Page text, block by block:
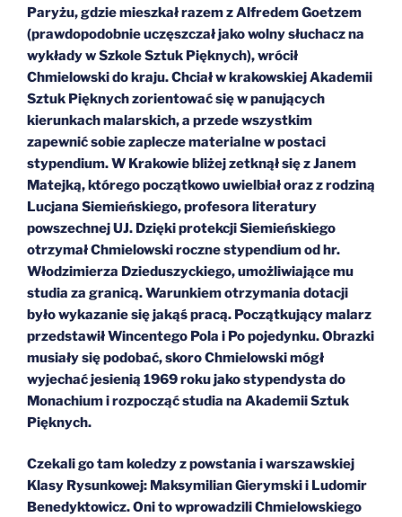
Paryżu, gdzie mieszkał razem z Alfredem Goetzem
(prawdopodobnie uczęszczał jako wolny słuchacz na
wykłady w Szkole Sztuk Pięknych), wrócił
Chmielowski do kraju. Chciał w krakowskiej Akademii
Sztuk Pięknych zorientować się w panujących
kierunkach malarskich, a przede wszystkim
zapewnić sobie zaplecze materialne w postaci
stypendium. W Krakowie bliżej zetknął się z Janem
Matejką, którego początkowo uwielbiał oraz z rodziną
Lucjana Siemieńskiego, profesora literatury
powszechnej UJ. Dzięki protekcji Siemieńskiego
otrzymał Chmielowski roczne stypendium od hr.
Włodzimierza Dzieduszyckiego, umożliwiające mu
studia za granicą. Warunkiem otrzymania dotacji
było wykazanie się jakąś pracą. Początkujący malarz
przedstawił Wincentego Pola i Po pojedynku. Obrazki
musiały się podobać, skoro Chmielowski mógł
wyjechać jesienią 1969 roku jako stypendysta do
Monachium i rozpocząć studia na Akademii Sztuk
Pięknych.
Czekali go tam koledzy z powstania i warszawskiej
Klasy Rysunkowej: Maksymilian Gierymski i Ludomir
Benedyktowicz. Oni to wprowadzili Chmielowskiego